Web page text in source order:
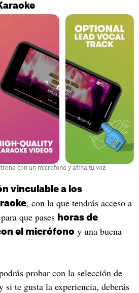
con un micrófono y afina tu voz
vinculable a los
, con la que tendrás acceso a
que pases horas de
el micrófono y una buena
probar con la selección de
si te gusta la experiencia, deberás